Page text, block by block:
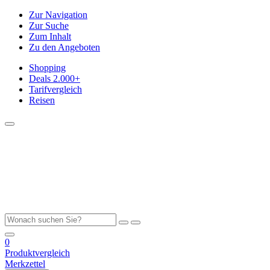
Zur Navigation
Zur Suche
Zum Inhalt
Zu den Angeboten
Shopping
Deals 2.000+
Tarifvergleich
Reisen
0
Produktvergleich
Merkzettel